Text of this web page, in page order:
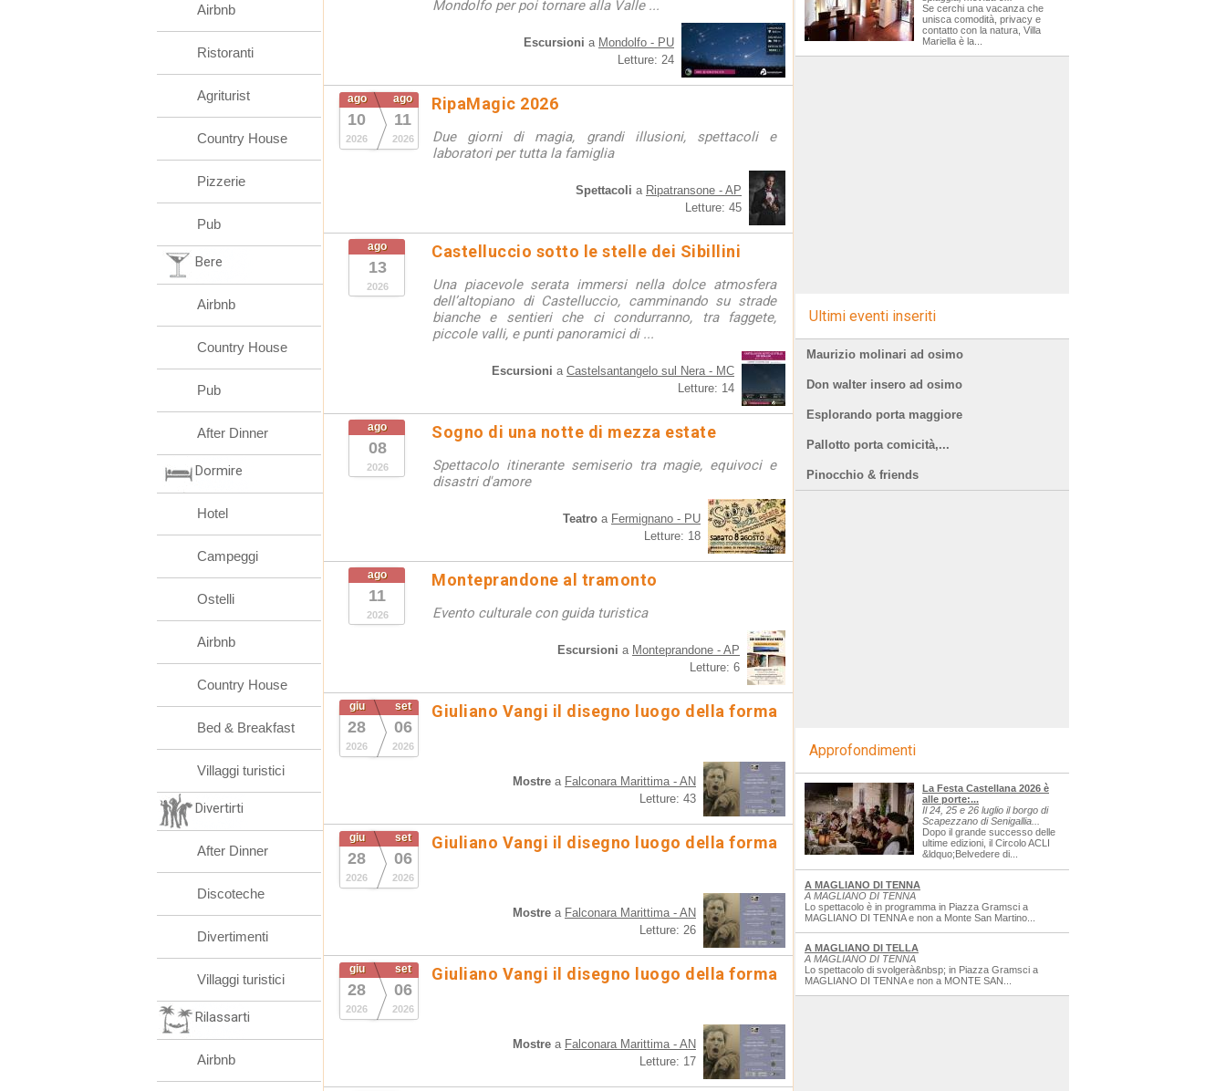
Mondolfo per poi tornare alla Valle ...
Escursioni a Mondolfo - PU
Letture: 24
ago
10
2026
ago
11
2026
RipaMagic 2026
Due giorni di magia, grandi illusioni, spettacoli e
laboratori per tutta la famiglia
Spettacoli a Ripatransone - AP
Letture: 45
ago
13
2026
Castelluccio sotto le stelle dei Sibillini
Una piacevole serata immersi nella dolce atmosfera
dell’altopiano di Castelluccio, camminando su strade
bianche e sentieri che ci condurranno, tra faggete,
piccole valli, e punti panoramici di ...
Escursioni a Castelsantangelo sul Nera - MC
Letture: 14
ago
08
2026
Sogno di una notte di mezza estate
Spettacolo itinerante semiserio tra magie, equivoci e
disastri d'amore
Teatro a Fermignano - PU
Letture: 18
ago
11
2026
Monteprandone al tramonto
Evento culturale con guida turistica
Escursioni a Monteprandone - AP
Letture: 6
giu
28
2026
set
06
2026
Giuliano Vangi il disegno luogo della forma
Mostre a Falconara Marittima - AN
Letture: 43
giu
28
2026
set
06
2026
Giuliano Vangi il disegno luogo della forma
Mostre a Falconara Marittima - AN
Letture: 26
giu
28
2026
set
06
2026
Giuliano Vangi il disegno luogo della forma
Mostre a Falconara Marittima - AN
Letture: 17
Airbnb
Ristoranti
Agriturist
Country House
Pizzerie
Pub
Bere
Airbnb
Country House
Pub
After Dinner
Dormire
Hotel
Campeggi
Ostelli
Airbnb
Country House
Bed & Breakfast
Villaggi turistici
Divertirti
After Dinner
Discoteche
Divertimenti
Villaggi turistici
Rilassarti
Airbnb
Se cerchi una vacanza che
unisca comodità, privacy e
contatto con la natura, Villa
Mariella è la...
Ultimi eventi inseriti
Maurizio molinari ad osimo
Don walter insero ad osimo
Esplorando porta maggiore
Pallotto porta comicità,...
Pinocchio & friends
Approfondimenti
La Festa Castellana 2026 è
alle porte:...
Il 24, 25 e 26 luglio il borgo di
Scapezzano di Senigallia...
Dopo il grande successo delle
ultime edizioni, il Circolo ACLI
&ldquo;Belvedere di...
A MAGLIANO DI TENNA
A MAGLIANO DI TENNA
Lo spettacolo è in programma in Piazza Gramsci a
MAGLIANO DI TENNA e non a Monte San Martino...
A MAGLIANO DI TELLA
A MAGLIANO DI TENNA
Lo spettacolo di svolgerà&nbsp; in Piazza Gramsci a
MAGLIANO DI TENNA e non a MONTE SAN...